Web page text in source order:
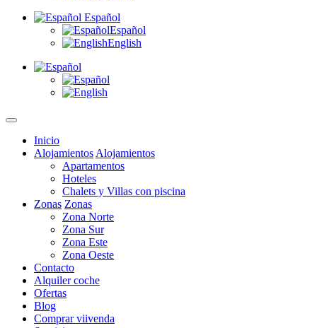
Español
Español
English
Inicio
Alojamientos Alojamientos
Apartamentos
Hoteles
Chalets y Villas con piscina
Zonas Zonas
Zona Norte
Zona Sur
Zona Este
Zona Oeste
Contacto
Alquiler coche
Ofertas
Blog
Comprar viivenda